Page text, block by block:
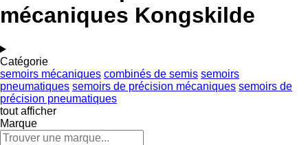
mécaniques Kongskilde
Catégorie
semoirs mécaniques combinés de semis semoirs
pneumatiques semoirs de précision mécaniques semoirs de
précision pneumatiques
tout afficher
Marque